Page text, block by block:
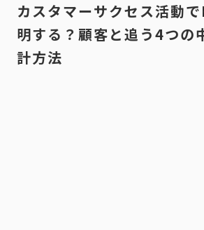
カスタマーサクセス活動
明する？顧客と追う4つの
計方法